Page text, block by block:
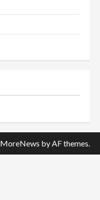
MoreNews by AF themes.